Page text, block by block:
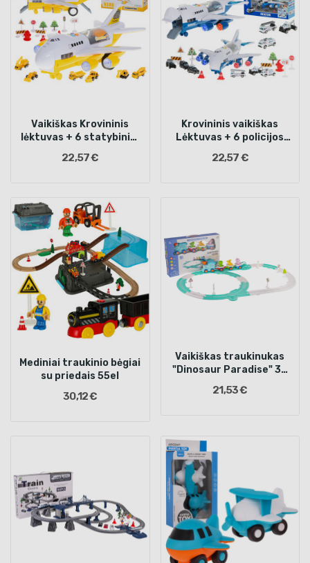
Vaikiškas Krovininis
lėktuvas + 6 statybiniai
22,57 €
Krovininis vaikiškas
Lėktuvas + 6 policijos
22,57 €
Mediniai traukinio bėgiai
su priedais 55el
30,12 €
Vaikiškas traukinukas
"Dinosaur Paradise" 33
21,53 €